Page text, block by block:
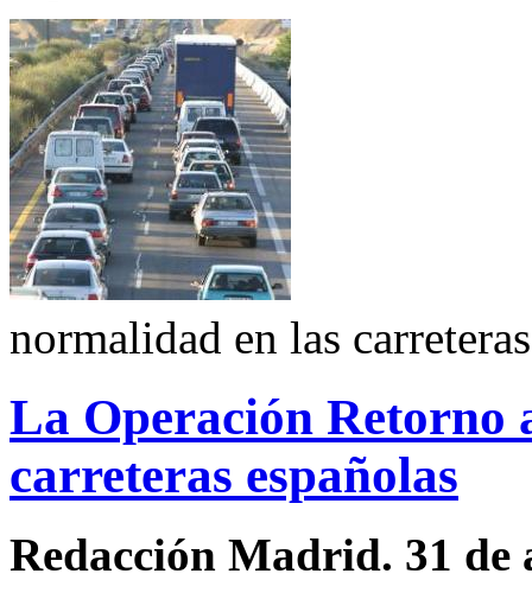
normalidad en las carreteras
La Operación Retorno
carreteras españolas
Redacción Madrid. 31 de